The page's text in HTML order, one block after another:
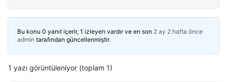
Bu konu 0 yanıt içerir, 1 izleyen vardır ve en son 2 ay 2 hafta önce
admin tarafından güncellenmiştir.
1 yazı görüntüleniyor (toplam 1)